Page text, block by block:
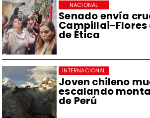
Senado envía
Campillai-Flores
de Ética
NACIONAL
Joven chileno
escalando
de Perú
INTERNACIONAL